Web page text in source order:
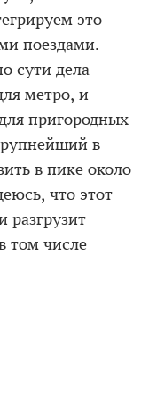
это
поездами.
сути дела
метро, и
пригородных
в
в пике около
что этот
разгрузит
том числе